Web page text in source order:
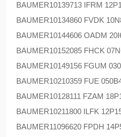
BAUMER10139713 IFRM
BAUMER10134860 FVDK
BAUMER10144606 OADM
BAUMER10152085 FHCK
BAUMER10149156 FGUM
BAUMER10210359 FUE
BAUMER10128111 FZAM
BAUMER10211800 ILFK
BAUMER11096620 FPDH